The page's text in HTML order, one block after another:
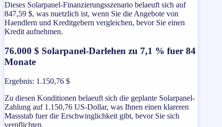
Dieses Solarpanel-Finanzierungsszenario belaeuft sich auf
847,59 $, was nuetzlich ist, wenn Sie die Angebote von
Haendlern und Kreditgebern vergleichen, bevor Sie einen
Kredit aufnehmen.
76.000 $ Solarpanel-Darlehen zu 7,1 % fuer 84
Monate
Ergebnis: 1.150,76 $
Zu diesen Konditionen belaeuft sich die geplante Solarpanel-
Zahlung auf 1.150,76 US-Dollar, was Ihnen einen klareren
Massstab fuer die Erschwinglichkeit gibt, bevor Sie sich
verpflichten.